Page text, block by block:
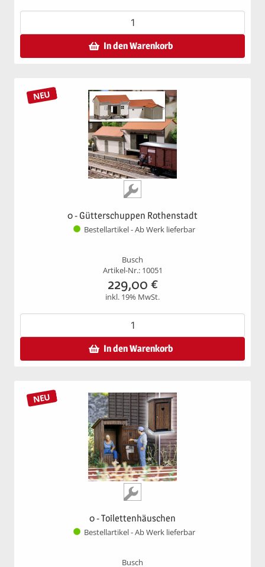
In den Warenkorb
NEU
0 - Gütterschuppen Rothenstadt
Bestellartikel - Ab Werk lieferbar
Busch
Artikel-Nr.: 10051
229,00 €
inkl. 19% MwSt.
In den Warenkorb
NEU
0 - Toilettenhäuschen
Bestellartikel - Ab Werk lieferbar
Busch